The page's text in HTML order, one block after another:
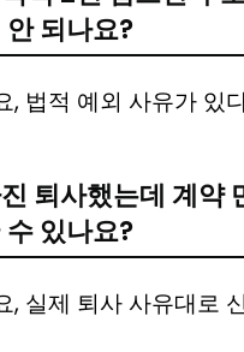
안 되나요?
, 법적 예외 사유가 있
퇴사했는데 계약
수 있나요?
, 실제 퇴사 사유대로